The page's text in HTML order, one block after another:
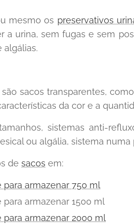
mesmo os preservativos
a urina, sem fugas e sem
algálias.
são sacos transparentes,
da cor e a
sistemas anti-
ou algália, sistema numa
de sacos em:
armazenar 750 ml
armazenar 1500 ml
armazenar 2000 ml